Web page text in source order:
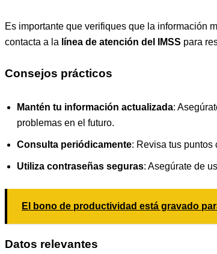
Es importante que verifiques que la información
contacta a la línea de atención del IMSS para
Consejos prácticos
Mantén tu información actualizada:
problemas en el futuro.
Consulta periódicamente: Revisa tus puntos
Utiliza contraseñas seguras: Asegúrate de
El bono de productividad está gravado
Datos relevantes